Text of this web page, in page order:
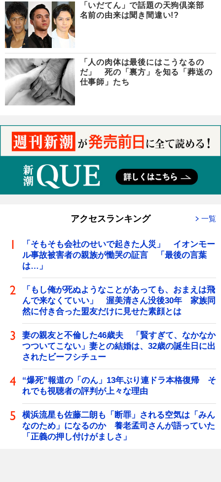
「いだてん」で話題の天狗倶楽部
名前の由来は聞き間違い!?
「人の肉体は最後にはこうなるの
だ」 死の「裏方」を知る「葬送の
仕事師」たち
アクセスランキング 一覧
「そもそも会社のせいで起きた人災」 イオンモー
ル事故被害者の親族が慟哭の証言 「最後の言葉
は…」
「もし俺が死ぬようなことがあっても、おまえは飛
んで来なくていい」 渥美清さん没後30年 家族同
然に付き合った盟友だけに見せた素顔とは
妻の親友と不倫した46歳夫 「賢すぎて、なかなか
つついてこない」妻との結婚は、32歳の誕生日に出
されたビーフシチュー
“爆死”報道の「のん」13年ぶり連ドラ本格復帰 そ
れでも視聴者の評判が上々な理由
横浜流星も佐藤二朗も「断罪」される空気は「みん
なのため」になるのか 養老孟司さんが語っていた
「正義の押し付けがましさ」